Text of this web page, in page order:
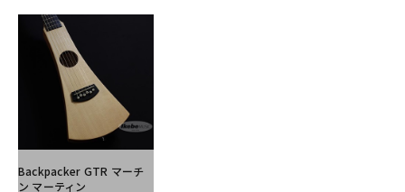
Backpacker GTR マーチ
ン マーティン